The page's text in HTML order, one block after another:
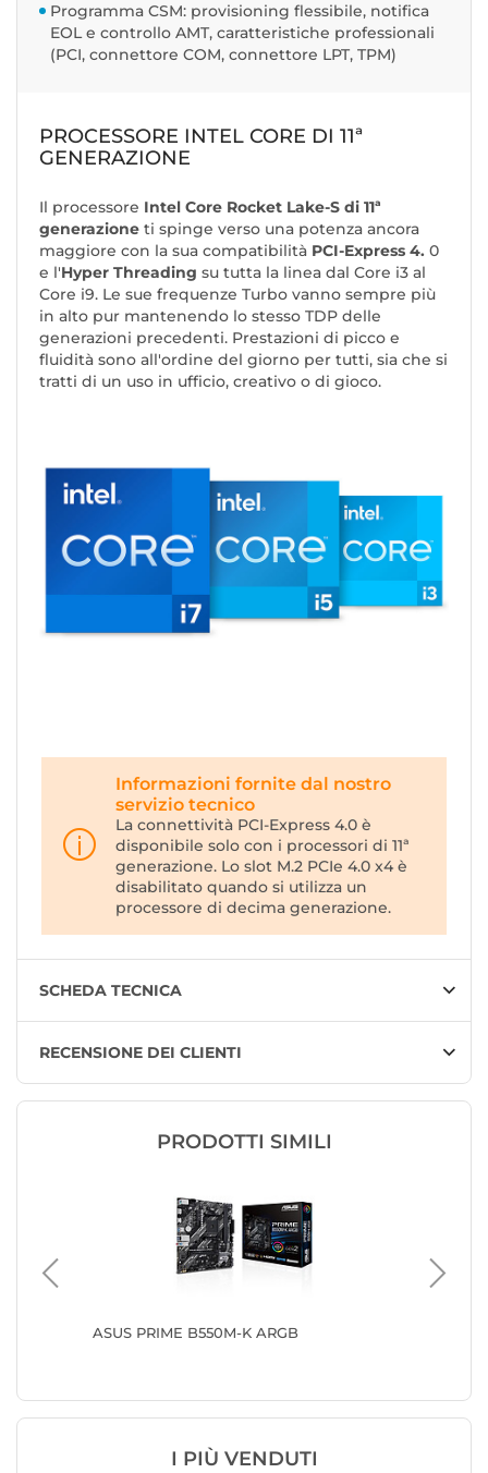
Programma CSM: provisioning flessibile, notifica
EOL e controllo AMT, caratteristiche professionali
(PCI, connettore COM, connettore LPT, TPM)
PROCESSORE INTEL CORE DI 11ª
GENERAZIONE
Il processore Intel Core Rocket Lake-S di 11ª
generazione ti spinge verso una potenza ancora
maggiore con la sua compatibilità PCI-Express 4. 0
e l'Hyper Threading su tutta la linea dal Core i3 al
Core i9. Le sue frequenze Turbo vanno sempre più
in alto pur mantenendo lo stesso TDP delle
generazioni precedenti. Prestazioni di picco e
fluidità sono all'ordine del giorno per tutti, sia che si
tratti di un uso in ufficio, creativo o di gioco.
Informazioni fornite dal nostro
servizio tecnico
La connettività PCI-Express 4.0 è
disponibile solo con i processori di 11ª
generazione. Lo slot M.2 PCIe 4.0 x4 è
disabilitato quando si utilizza un
processore di decima generazione.
SCHEDA TECNICA
RECENSIONE DEI CLIENTI
PRODOTTI SIMILI
ASUS PRIME B550M-K ARGB
I PIÙ VENDUTI